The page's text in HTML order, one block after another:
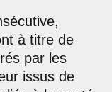
à titre de
par les
issus de